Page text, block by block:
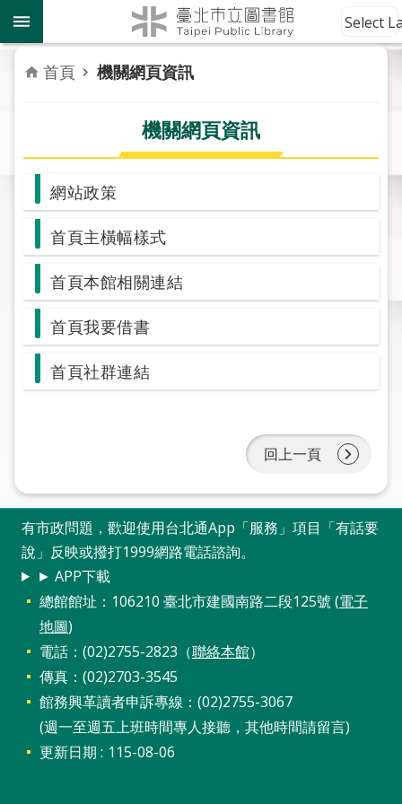
跳到主要內容區塊
到
館
資
訊
者
服
動
導
關
市
申
請
常
見
問
答
加
入
市
圖
Select
首頁 機關網頁資訊
機關網頁資訊
網站政策
首頁主橫幅樣式
首頁本館相關連結
首頁我要借書
首頁社群連結
回上一頁
有市政問題，歡迎使用台北通App「服務」項目「有話要
說」反映或撥打1999網路電話諮詢。
► APP下載
總館館址：106210 臺北市建國南路二段125號 (電子
地圖)
電話：(02)2755-2823（聯絡本館）
傳真：(02)2703-3545
館務興革讀者申訴專線：(02)2755-3067
(週一至週五上班時間專人接聽，其他時間請留言)
更新日期
115-08-06